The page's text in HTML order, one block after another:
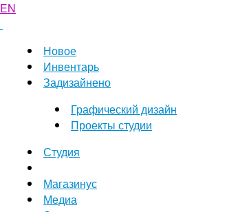
EN
Новое
Инвентарь
Задизайнено
Графический дизайн
Проекты студии
Студия
Магазинус
Медиа